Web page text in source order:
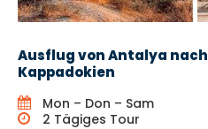
Ausflug von Antalya nach
Kappadokien
Mon – Don – Sam
2 Tägiges Tour